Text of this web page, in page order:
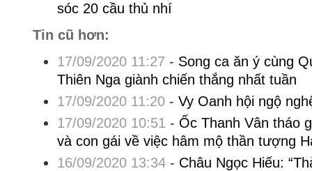
sóc 20 cầu thủ nhí
Tin cũ hơn:
17/09/2020 11:27 - Song ca ăn ý cùng
Thiên Nga giành chiến thắng nhất tuần
17/09/2020 11:20- Vy Oanh hội ngộ
17/09/2020 10:51 - Ốc Thanh Vân tháo
và con gái về việc hâm mộ thần tượng
16/09/2020 13:34- Châu Ngọc Hiếu: